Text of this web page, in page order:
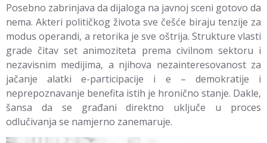
Posebno zabrinjava da dijaloga na javnoj sceni gotovo da
nema. Akteri političkog života sve češće biraju tenzije za
modus operandi, a retorika je sve oštrija. Strukture vlasti
grade čitav set animoziteta prema civilnom sektoru i
nezavisnim medijima, a njihova nezainteresovanost za
jačanje alatki e-participacije i e – demokratije i
neprepoznavanje benefita istih je hronično stanje. Dakle,
šansa da se građani direktno uključe u proces
odlučivanja se namjerno zanemaruje.